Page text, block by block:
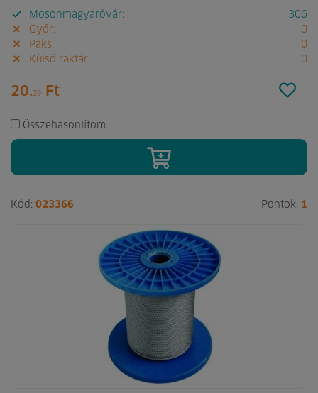
Mosonmagyaróvár:
306
Győr:
0
Paks:
0
Külső raktár:
0
20. 29 Ft
Összehasonlítom
Kód: 023366 Pontok: 1